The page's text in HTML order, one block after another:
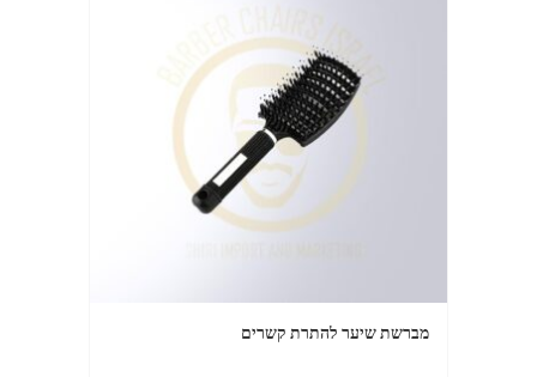
מברשת שיער להתרת קשרים